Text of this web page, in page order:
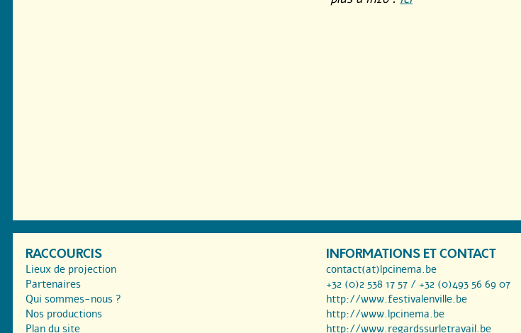
RACCOURCIS
Lieux de projection
Partenaires
Qui sommes-nous ?
Nos productions
Plan du site
INFORMATIONS ET CONTACT
contact(at)lpcinema.be
+32 (0)2 538 17 57 / +32 (0)493 56 69 07
http://www.festivalenville.be
http://www.lpcinema.be
http://www.regardssurletravail.be